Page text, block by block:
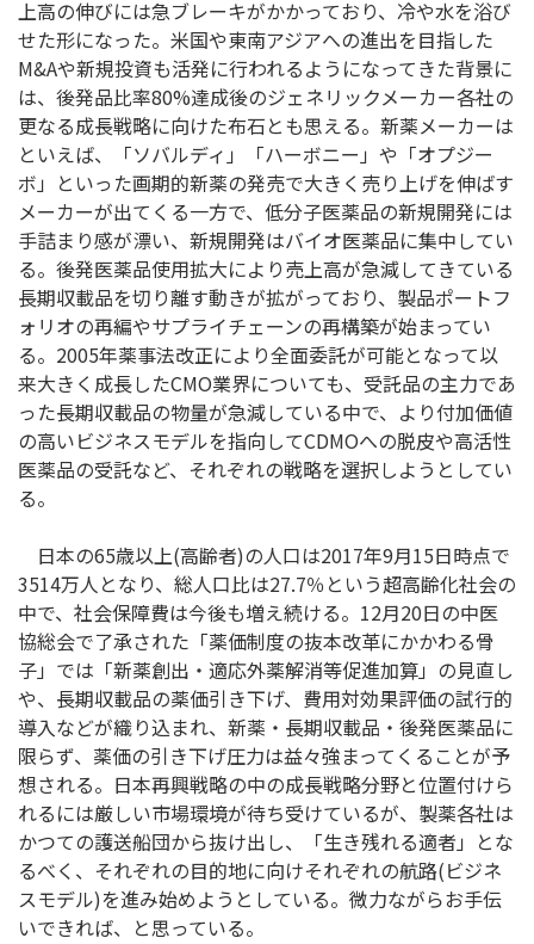
上高の伸びには急ブレーキがかかっており、冷や水を浴び
せた形になった。米国や東南アジアへの進出を目指した
M&Aや新規投資も活発に行われるようになってきた背景に
は、後発品比率80%達成後のジェネリックメーカー各社の
更なる成長戦略に向けた布石とも思える。新薬メーカーは
といえば、「ソバルディ」「ハーボニー」や「オプジー
ボ」といった画期的新薬の発売で大きく売り上げを伸ばす
メーカーが出てくる一方で、低分子医薬品の新規開発には
手詰まり感が漂い、新規開発はバイオ医薬品に集中してい
る。後発医薬品使用拡大により売上高が急減してきている
長期収載品を切り離す動きが拡がっており、製品ポートフ
ォリオの再編やサプライチェーンの再構築が始まってい
る。2005年薬事法改正により全面委託が可能となって以
来大きく成長したCMO業界についても、受託品の主力であ
った長期収載品の物量が急減している中で、より付加価値
の高いビジネスモデルを指向してCDMOへの脱皮や高活性
医薬品の受託など、それぞれの戦略を選択しようとしてい
る。
日本の65歳以上(高齢者)の人口は2017年9月15日時点で
3514万人となり、総人口比は27.7％という超高齢化社会の
中で、社会保障費は今後も増え続ける。12月20日の中医
協総会で了承された「薬価制度の抜本改革にかかわる骨
子」では「新薬創出・適応外薬解消等促進加算」の見直し
や、長期収載品の薬価引き下げ、費用対効果評価の試行的
導入などが織り込まれ、新薬・長期収載品・後発医薬品に
限らず、薬価の引き下げ圧力は益々強まってくることが予
想される。日本再興戦略の中の成長戦略分野と位置付けら
れるには厳しい市場環境が待ち受けているが、製薬各社は
かつての護送船団から抜け出し、「生き残れる適者」とな
るべく、それぞれの目的地に向けそれぞれの航路(ビジネ
スモデル)を進み始めようとしている。微力ながらお手伝
いできれば、と思っている。